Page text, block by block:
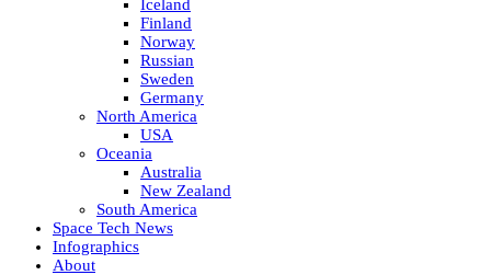
Iceland
Finland
Norway
Russian
Sweden
Germany
North America
USA
Oceania
Australia
New Zealand
South America
Space Tech News
Infographics
About